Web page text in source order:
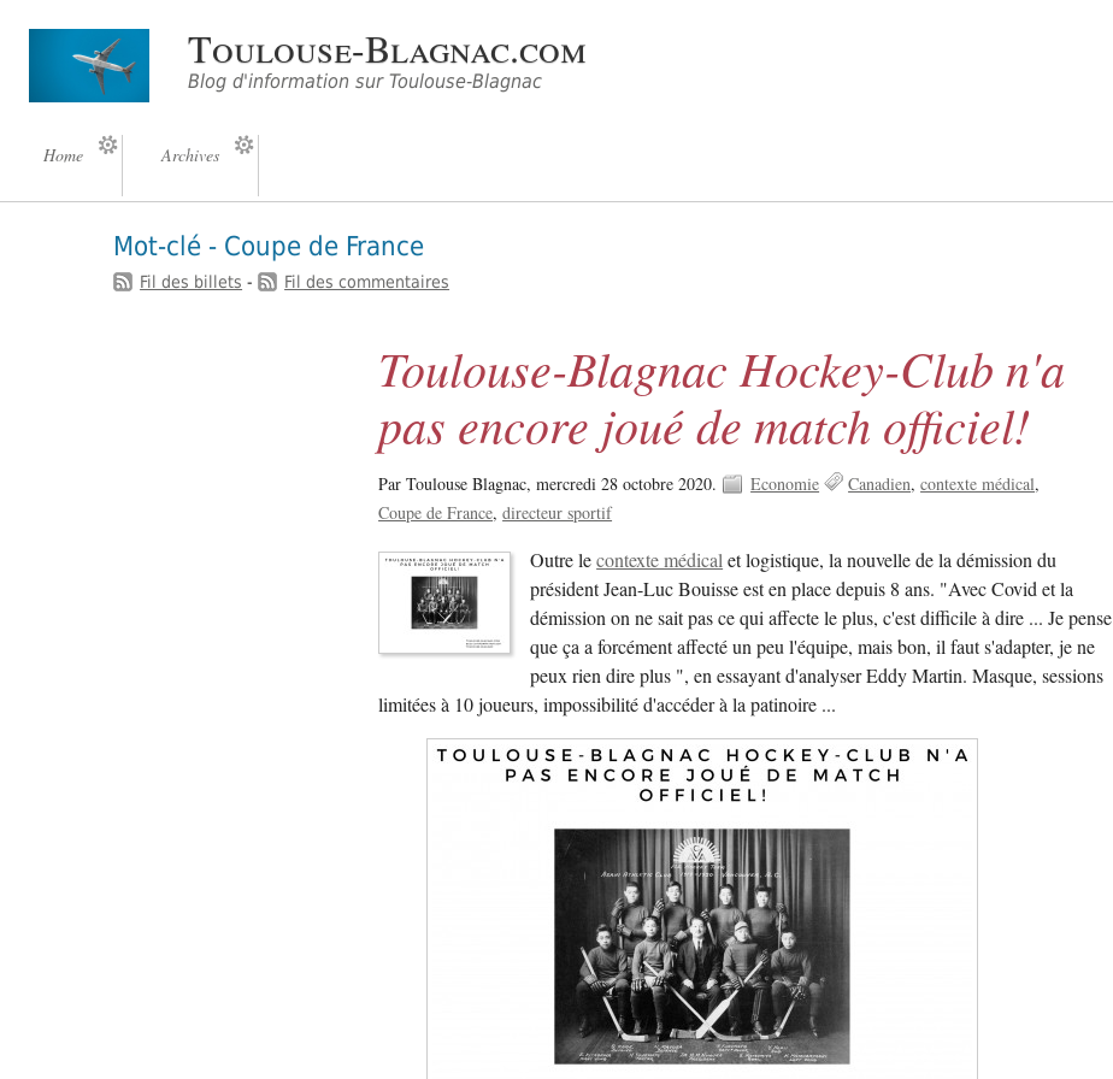
Toulouse-Blagnac.com
Blog d'information sur Toulouse-Blagnac
Home Archives
Mot-clé - Coupe de France
Fil des billets - Fil des commentaires
Toulouse-Blagnac Hockey-Club n'a
pas encore joué de match officiel!
Par Toulouse Blagnac,mercredi 28 octobre 2020. Economie Canadien contexte médical
Coupe de France directeur sportif
Outre lecontexte médicalet logistique, la nouvelle de la démission du
président Jean-Luc Bouisse est en place depuis 8 ans. "Avec Covid et la
démission on ne sait pas ce qui affecte le plus, c'est difficile à dire ... Je pense
que ça a forcément affecté un peu l'équipe, mais bon, il faut s'adapter, je ne
peux rien dire plus ", en essayant d'analyser Eddy Martin. Masque, sessions
limitées à 10 joueurs, impossibilité d'accéder à la patinoire ...